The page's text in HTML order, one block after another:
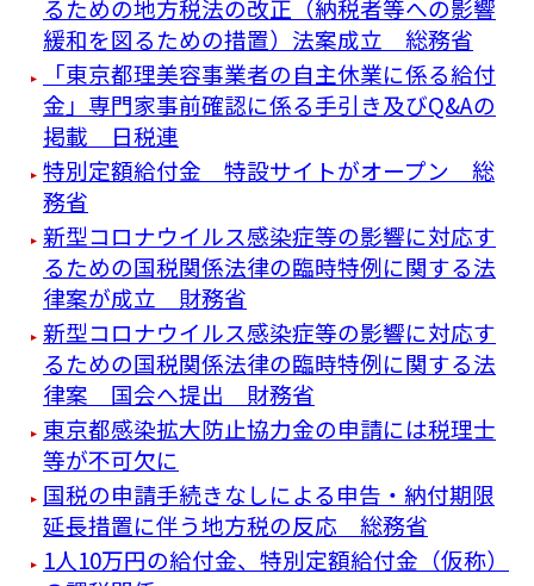
るための地方税法の改正（納税者等への影響
緩和を図るための措置）法案成立 総務省
「東京都理美容事業者の自主休業に係る給付
金」専門家事前確認に係る手引き及びQ&Aの
掲載 日税連
特別定額給付金 特設サイトがオープン 総
務省
新型コロナウイルス感染症等の影響に対応す
るための国税関係法律の臨時特例に関する法
律案が成立 財務省
新型コロナウイルス感染症等の影響に対応す
るための国税関係法律の臨時特例に関する法
律案 国会へ提出 財務省
東京都感染拡大防止協力金の申請には税理士
等が不可欠に
国税の申請手続きなしによる申告・納付期限
延長措置に伴う地方税の反応 総務省
1人10万円の給付金、特別定額給付金（仮称）